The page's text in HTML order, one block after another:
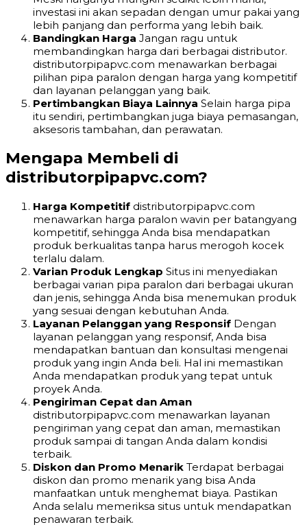
investasi ini akan sepadan dengan umur pakai yang
lebih panjang dan performa yang lebih baik.
Bandingkan Harga Jangan ragu untuk
membandingkan harga dari berbagai distributor.
distributorpipapvc.com menawarkan berbagai
pilihan pipa paralon dengan harga yang kompetitif
dan layanan pelanggan yang baik.
Pertimbangkan Biaya Lainnya Selain harga pipa
itu sendiri, pertimbangkan juga biaya pemasangan,
aksesoris tambahan, dan perawatan.
Mengapa Membeli di
distributorpipapvc.com?
Harga Kompetitif distributorpipapvc.com
menawarkan harga paralon wavin per batangyang
kompetitif, sehingga Anda bisa mendapatkan
produk berkualitas tanpa harus merogoh kocek
terlalu dalam.
Varian Produk Lengkap Situs ini menyediakan
berbagai varian pipa paralon dari berbagai ukuran
dan jenis, sehingga Anda bisa menemukan produk
yang sesuai dengan kebutuhan Anda.
Layanan Pelanggan yang Responsif Dengan
layanan pelanggan yang responsif, Anda bisa
mendapatkan bantuan dan konsultasi mengenai
produk yang ingin Anda beli. Hal ini memastikan
Anda mendapatkan produk yang tepat untuk
proyek Anda.
Pengiriman Cepat dan Aman
distributorpipapvc.com menawarkan layanan
pengiriman yang cepat dan aman, memastikan
produk sampai di tangan Anda dalam kondisi
terbaik.
Diskon dan Promo Menarik Terdapat berbagai
diskon dan promo menarik yang bisa Anda
manfaatkan untuk menghemat biaya. Pastikan
Anda selalu memeriksa situs untuk mendapatkan
penawaran terbaik.